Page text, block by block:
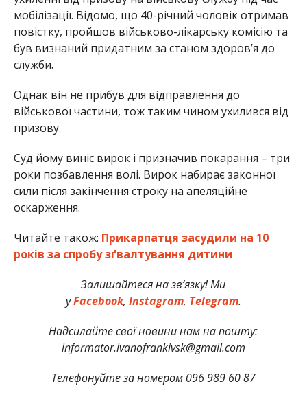
мобілізації. Відомо, що 40-річний чоловік отримав
повістку, пройшов військово-лікарську комісію та
був визнаний придатним за станом здоров’я до
служби.
Однак він не прибув для відправлення до
військової частини, тож таким чином ухилився від
призову.
Суд йому виніс вирок і призначив покарання – три
роки позбавлення волі. Вирок набирає законної
сили після закінчення строку на апеляційне
оскарження.
Читайте також: Прикарпатця засудили на 10
років за спробу зґвалтування дитини
Залишайтеся на зв’язку! Ми
уFacebook, Instagram, Telegram.
Надсилайте свої новини нам на пошту:
informator.ivanofrankivsk@gmail.com
Телефонуйте за номером 096 989 60 87